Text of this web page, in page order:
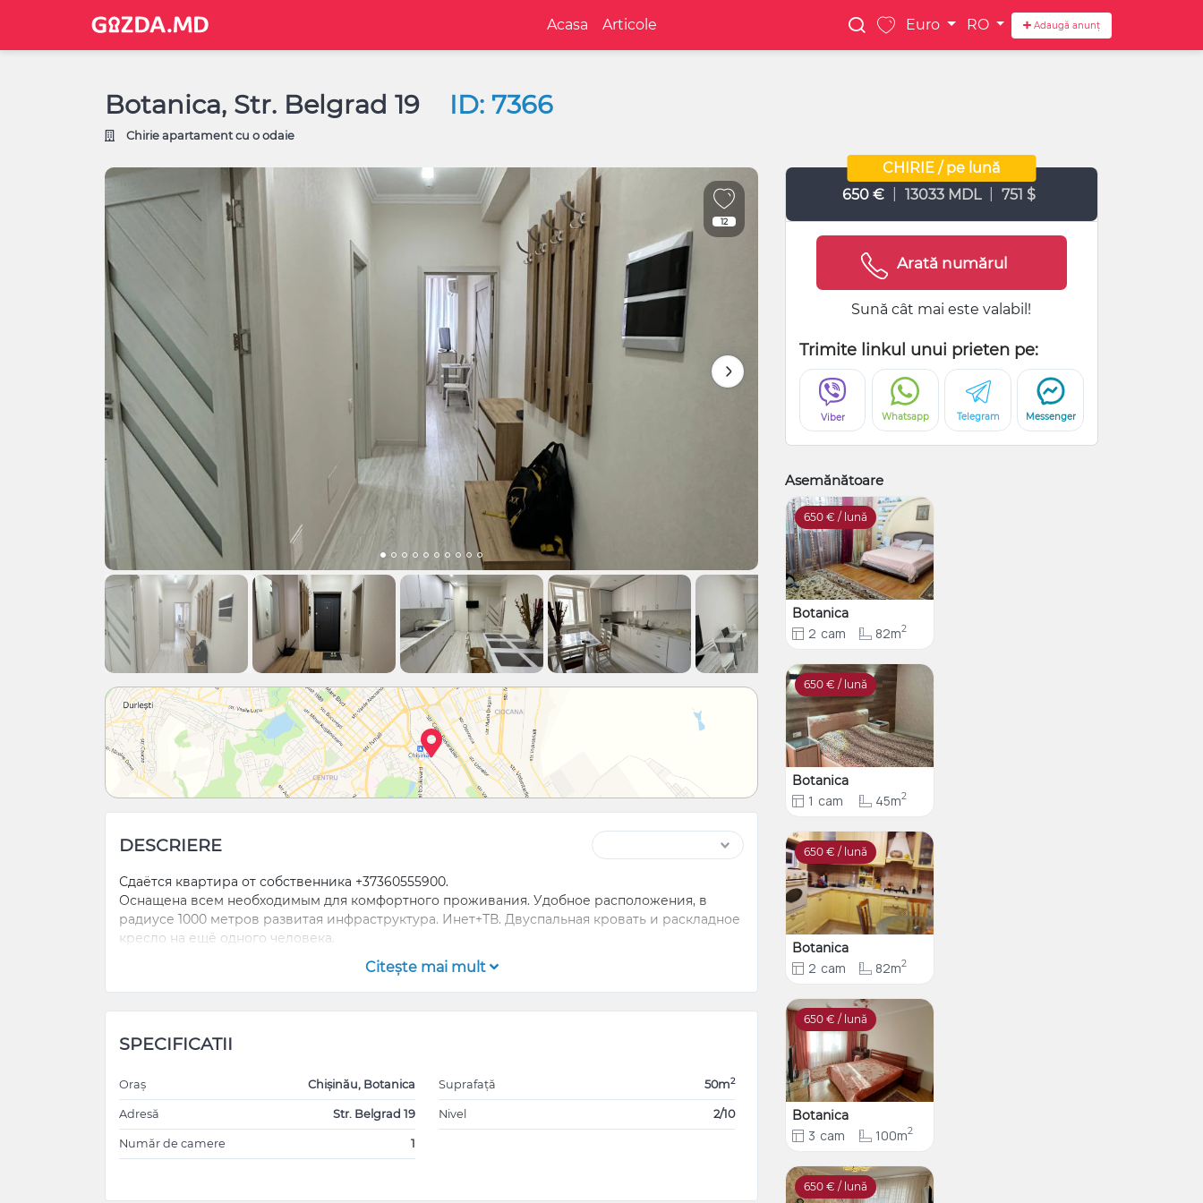
Acasa Articole Euro RO Adaugă anunț
Botanica, Str. Belgrad 19 ID: 7366
Chirie apartament cu o odaie
12
DESCRIERE
Сдаётся квартира от собственника +37360555900.
Оснащена всем необходимым для комфортного проживания. Удобное расположения, в
радиусе 1000 метров развитая инфраструктура. Инет+ТВ. Двуспальная кровать и раскладное
кресло на ещё одного человека.
Citeşte mai mult
SPECIFICATII
Oraș Chișinău, Botanica
Adresă Str. Belgrad 19
Număr de camere 1
Suprafață 50m2
Nivel 2/10
CHIRIE / pe lună
650 €
13033 MDL 751 $
Arată numărul
Sună cât mai este valabil!
Trimite linkul unui prieten pe:
Viber Whatsapp Telegram Messenger
Asemănătoare
650 € / lună
Botanica
2 cam 82m2
650 € / lună
Botanica
1 cam 45m2
650 € / lună
Botanica
2 cam 82m2
650 € / lună
Botanica
3 cam 100m2
650 € / lună